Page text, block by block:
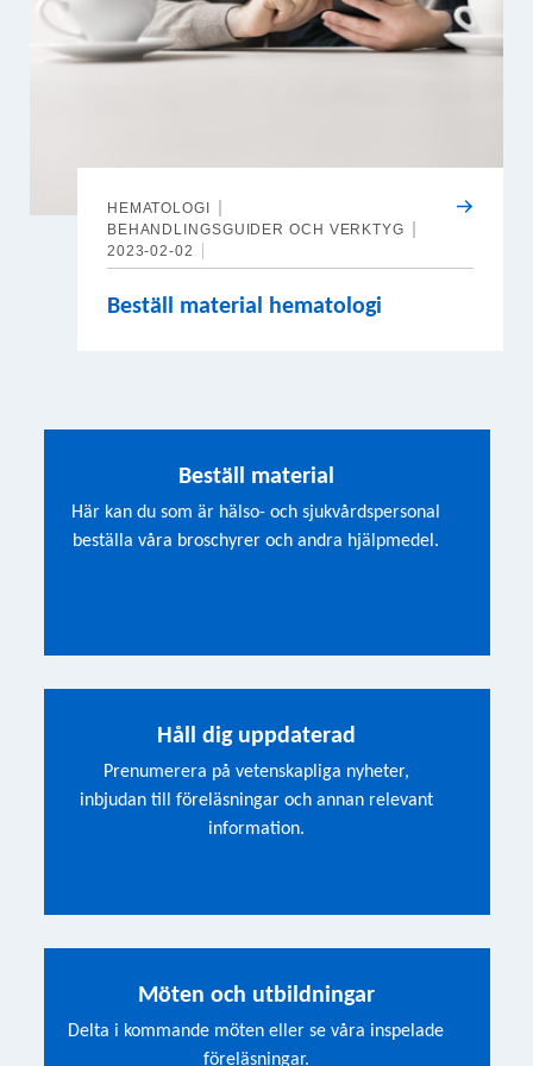
HEMATOLOGI
BEHANDLINGSGUIDER OCH VERKTYG
2023-02-02
Beställ material hematologi
Beställ material
Här kan du som är hälso- och sjukvårdspersonal
beställa våra broschyrer och andra hjälpmedel.
Håll dig uppdaterad
Prenumerera på vetenskapliga nyheter,
inbjudan till föreläsningar och annan relevant
information.
Möten och utbildningar
Delta i kommande möten eller se våra inspelade
föreläsningar.